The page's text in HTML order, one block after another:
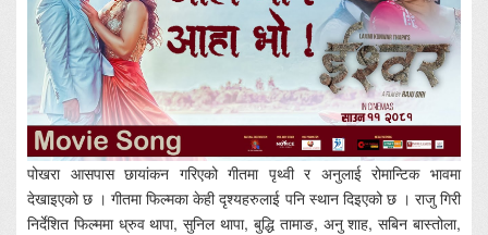
पोखरा आसपास छायांकन गरिएको गीतमा पृथ्वी र अनुलाई रोमान्टिक भावमा
देखाइएको छ । गीतमा फिल्मका केही दृश्यहरुलाई पनि स्थान दिइएको छ । राजु गिरी
निर्देशित फिल्ममा ध्रुव थापा, सुनिल थापा, बुद्धि तामाङ, अनु शाह, सबिन बास्तोला,